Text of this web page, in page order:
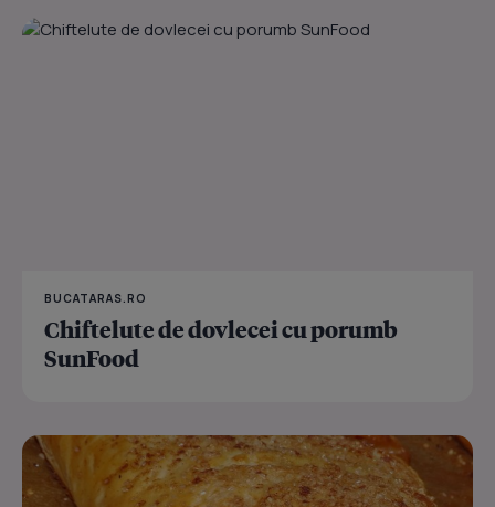
BUCATARAS.RO
Chiftelute de dovlecei cu porumb
SunFood